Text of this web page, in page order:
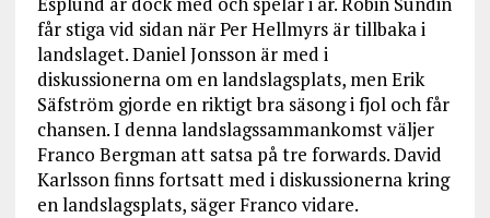
får stiga vid sidan när Per Hellmyrs är tillbaka i
landslaget. Daniel Jonsson är med i
diskussionerna om en landslagsplats, men Erik
Säfström gjorde en riktigt bra säsong i fjol och får
chansen. I denna landslagssammankomst väljer
Franco Bergman att satsa på tre forwards. David
Karlsson finns fortsatt med i diskussionerna kring
en landslagsplats, säger Franco vidare.